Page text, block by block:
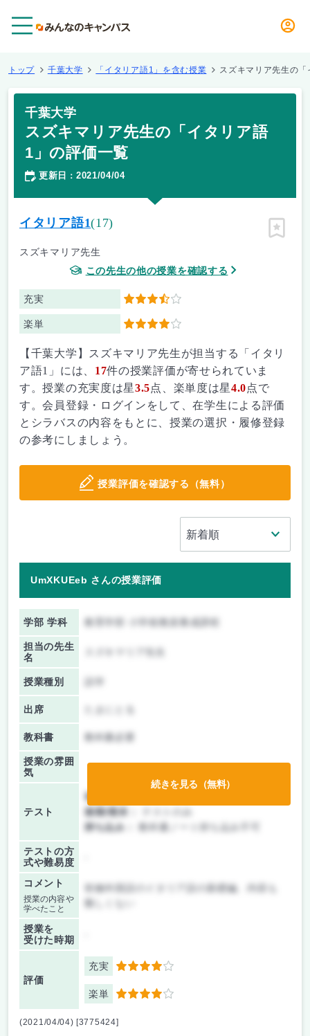
トップ 千葉大学 「イタリア語1」を含む授業 スズキマリア先生の
千葉大学
スズキマリア先生の「イタリア語
1」の評価一覧
更新日 ： 2021/04/04
イタリア語1(17)
スズキマリア先生
この先生の他の授業を確認する
充実 3.5
楽単 4
ピン留
【千葉大学】スズキマリア先生が担当する「イタリ
ア語1」には、 17件の授業評価が寄せられていま
す。授業の充実度は星3.5点、楽単度は星4.0点で
す。会員登録・ログインをして、在学生による評価
とシラバスの内容をもとに、授業の選択・履修登録
の参考にしましょう。
授業評価を確認する（無料）
UmXKUEeb さんの授業評価
学部 学科 教育学部 小学校教員養成課程
担当の先生
名
授業種別
出席
教科書 教科書必要
授業の雰囲
気
テスト
前期/中間：
後期/期末：
持ち込み：
教科書ノート持ち込み不可
テストの方
式や難易度
コメント
授業の内容や
学べたこと
初修外国語のイタリア語の基礎編、内容も
授業を
受けた時期
評価
充実 4
楽単 4
続きを見る（無料）
(2021/04/04) [3775424]